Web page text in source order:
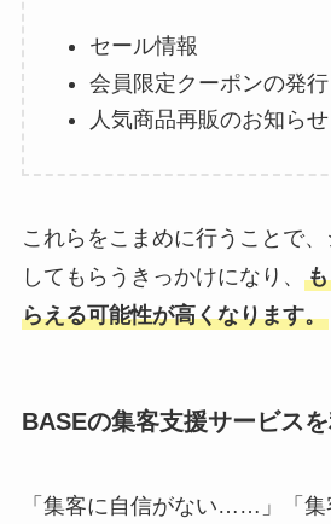
セール情報
会員限定クーポンの発行
人気商品再販のお知らせ
これらをこまめに行うことで
してもらうきっかけになり、
らえる可能性が高くなります。
BASEの集客支援サービスを
「集客に自信がない……」「